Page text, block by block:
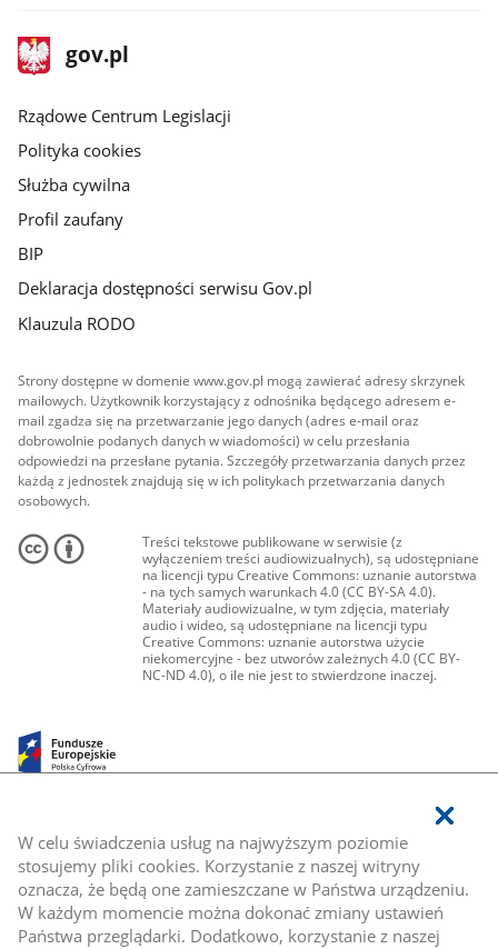
W celu świadczenia usług na najwyższym poziomie
stosujemy pliki cookies. Korzystanie z naszej witryny
oznacza, że będą one zamieszczane w Państwa urządzeniu.
W każdym momencie można dokonać zmiany ustawień
Państwa przeglądarki. Dodatkowo, korzystanie z naszej
stopka
gov.plStrona
gov.pl
Rządowe Centrum Legislacji
Polityka cookies
Służba cywilna
Profil zaufany
BIP
Deklaracja dostępności serwisu Gov.pl
Klauzula RODO
Strony dostępne w domenie www.gov.pl mogą zawierać adresy skrzynek
mailowych. Użytkownik korzystający z odnośnika będącego adresem e-
mail zgadza się na przetwarzanie jego danych (adres e-mail oraz
dobrowolnie podanych danych w wiadomości) w celu przesłania
odpowiedzi na przesłane pytania. Szczegóły przetwarzania danych przez
każdą z jednostek znajdują się w ich politykach przetwarzania danych
osobowych.
Treści tekstowe publikowane w serwisie (z
wyłączeniem treści audiowizualnych), są udostępniane
na licencji typu Creative Commons: uznanie autorstwa
- na tych samych warunkach 4.0 (CC BY-SA 4.0).
Materiały audiowizualne, w tym zdjęcia, materiały
audio i wideo, są udostępniane na licencji typu
Creative Commons: uznanie autorstwa użycie
niekomercyjne - bez utworów zależnych 4.0 (CC BY-
NC-ND 4.0), o ile nie jest to stwierdzone inaczej.